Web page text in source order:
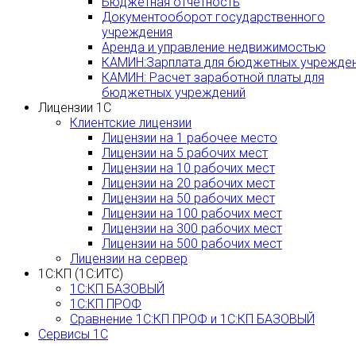
Документооборот государственного
учреждения
Аренда и управление недвижимостью
КАМИН:Зарплата для бюджетных
КАМИН: Расчет заработной платы для
бюджетных учреждений
Лицензии 1С
Клиентские лицензии
Лицензии на 1 рабочее место
Лицензии на 5 рабочих мест
Лицензии на 10 рабочих мест
Лицензии на 20 рабочих мест
Лицензии на 50 рабочих мест
Лицензии на 100 рабочих мест
Лицензии на 300 рабочих мест
Лицензии на 500 рабочих мест
Лицензии на сервер
1С:КП (1С:ИТС)
1С:КП БАЗОВЫЙ
1С:КП ПРОФ
Сравнение 1С:КП ПРОФ и 1С:КП БАЗОВЫЙ
Сервисы 1С